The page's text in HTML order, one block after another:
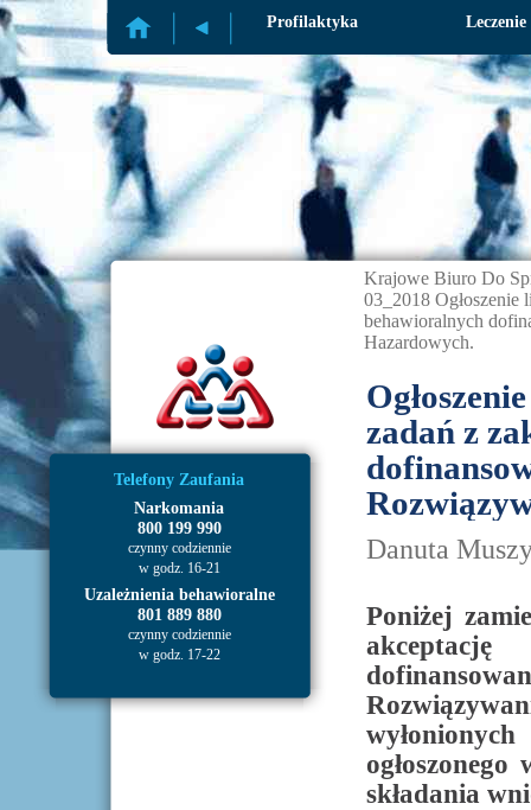
Profilaktyka Leczenie
Telefony Zaufania
Narkomania
800 199 990
czynny codziennie
w godz. 16-21
Uzależnienia behawioralne
801 889 880
czynny codziennie
w godz. 17-22
Krajowe Biuro Do
03_2018 Ogłoszenie
behawioralnych
Hazardowych.
zadań z
Danuta
Poniżej
składania